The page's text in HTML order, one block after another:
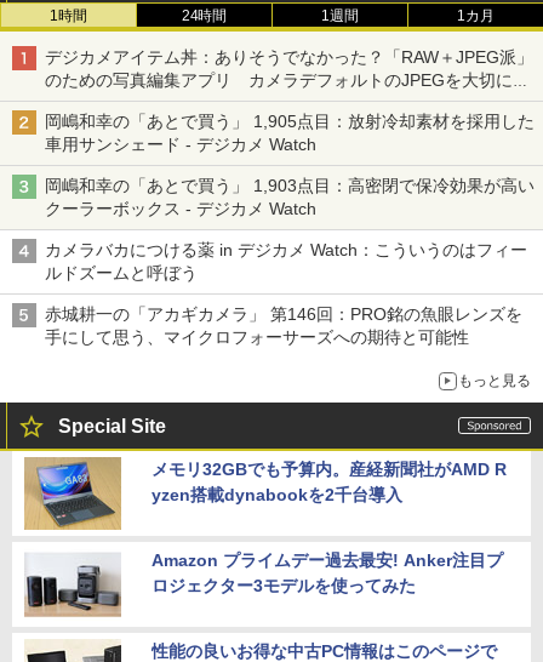
1時間 24時間 1週間 1カ月
デジカメアイテム丼：ありそうでなかった？「RAW＋JPEG派」
のための写真編集アプリ カメラデフォルトのJPEGを大切にす
る「Filmator」
岡嶋和幸の「あとで買う」 1,905点目：放射冷却素材を採用した
車用サンシェード - デジカメ Watch
岡嶋和幸の「あとで買う」 1,903点目：高密閉で保冷効果が高い
クーラーボックス - デジカメ Watch
カメラバカにつける薬 in デジカメ Watch：こういうのはフィー
ルドズームと呼ぼう
赤城耕一の「アカギカメラ」 第146回：PRO銘の魚眼レンズを
手にして思う、マイクロフォーサーズへの期待と可能性
もっと見る
Special Site
メモリ32GBでも予算内。産経新聞社がAMD R
yzen搭載dynabookを2千台導入
Amazon プライムデー過去最安! Anker注目プ
ロジェクター3モデルを使ってみた
性能の良いお得な中古PC情報はこのページで